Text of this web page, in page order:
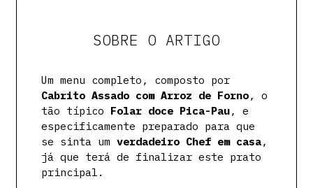
SOBRE O ARTIGO
Um menu completo, composto por
Cabrito Assado com Arroz de Forno, o
tão típico Folar doce Pica-Pau, e
especificamente preparado para que
se sinta um verdadeiro Chef em casa,
já que terá de finalizar este prato
principal.